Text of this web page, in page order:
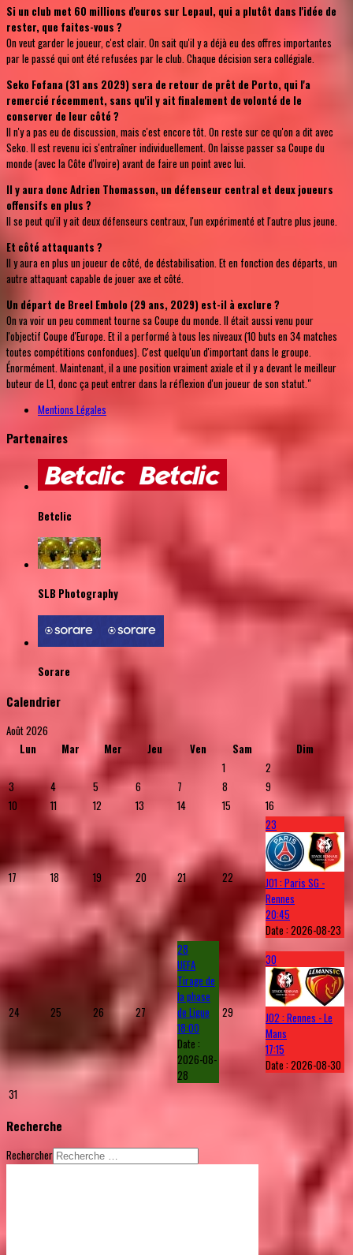
Si un club met 60 millions d'euros sur Lepaul, qui a plutôt dans l'idée de
rester, que faites-vous ?
On veut garder le joueur, c'est clair. On sait qu'il y a déjà eu des offres importantes
par le passé qui ont été refusées par le club. Chaque décision sera collégiale.
Seko Fofana (31 ans 2029) sera de retour de prêt de Porto, qui l'a
remercié récemment, sans qu'il y ait finalement de volonté de le
conserver de leur côté ?
Il n'y a pas eu de discussion, mais c'est encore tôt. On reste sur ce qu'on a dit avec
Seko. Il est revenu ici s'entraîner individuellement. On laisse passer sa Coupe du
monde (avec la Côte d'Ivoire) avant de faire un point avec lui.
Il y aura donc Adrien Thomasson, un défenseur central et deux joueurs
offensifs en plus ?
Il se peut qu'il y ait deux défenseurs centraux, l'un expérimenté et l'autre plus jeune.
Et côté attaquants ?
Il y aura en plus un joueur de côté, de déstabilisation. Et en fonction des départs, un
autre attaquant capable de jouer axe et côté.
Un départ de Breel Embolo (29 ans, 2029) est-il à exclure ?
On va voir un peu comment tourne sa Coupe du monde. Il était aussi venu pour
l'objectif Coupe d'Europe. Et il a performé à tous les niveaux (10 buts en 34 matches
toutes compétitions confondues). C'est quelqu'un d'important dans le groupe.
Énormément. Maintenant, il a une position vraiment axiale et il y a devant le meilleur
buteur de L1, donc ça peut entrer dans la réflexion d'un joueur de son statut."
Mentions Légales
Partenaires
Betclic
SLB Photography
Sorare
Calendrier
Août 2026
Lun
Mar Mer Jeu Ven Sam
Dim
1
2
3
4 5 6 7 8
9
10
11 12 13 14 15 16
17 18 19 20 21 22
23
J01 : Paris SG -
Rennes
20:45
Date :2026-08-23
24 25 26 27
28
UEFA
Tirage de
la phase
de Ligue
18:00
Date :
2026-08-
28
29
30
J02 : Rennes - Le
Mans
17:15
Date :2026-08-30
31
Recherche
Rechercher